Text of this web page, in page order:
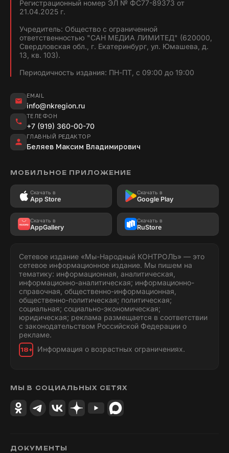
Регистрационный номер ЭЛ № ФС77-89373 от
21.04.2025 г.
Учредитель: Общество с ограниченной
ответственностью "САН МЕДИА ЛИМИТЕД" (620000,
Свердловская обл., г. Екатеринбург, ул. Юмашева, д.
13, кв. 103).
Периодичность издания: ПН-ПТ, с 09:00 до 19:00
EMAIL
info@nkregion.ru
ТЕЛЕФОН
+7 (919) 360-00-70
ГЛАВНЫЙ РЕДАКТОР
Беляев Максим Владимирович
МОБИЛЬНОЕ ПРИЛОЖЕНИЕ
Скачать в
App Store
Скачать в
Google Play
Скачать в
AppGallery
Скачать в
RuStore
Сетевое издание «Мы-Народный КОНТРОЛЬ» — это
сетевое информационное издание. Мы пишем на
тематику: информационная, аналитическая,
информационно-аналитическая; информационно-
справочная, общественно-информационная,
общественно-политическая; политическая;
социальная; социально-экономическая;
юридическая; реклама размещается в соответствии
с законодательством Российской Федерации о
рекламе.
18+ Информация о возрастных ограничениях.
МЫ В СОЦИАЛЬНЫХ СЕТЯХ
ДОКУМЕНТЫ